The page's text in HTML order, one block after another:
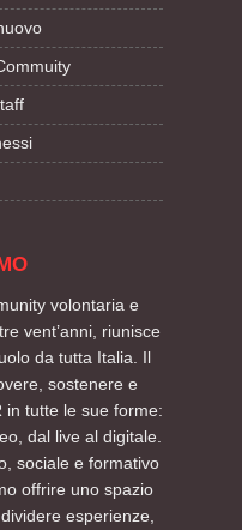
volontaria e
vent’anni, riunisce
da tutta Italia. Il
sostenere e
in tutte le sue forme:
dal live al digitale.
sociale e formativo
offrire uno spazio
esperienze,